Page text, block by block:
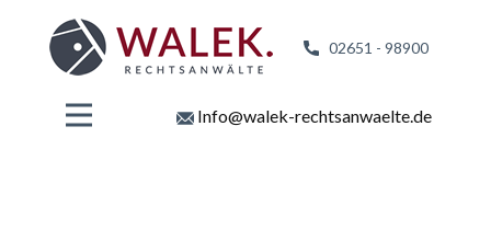
02651 - 98900
Info@walek-rechtsanwaelte.de